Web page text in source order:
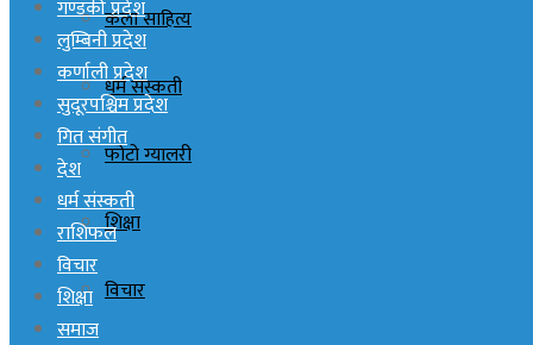
कला साहित्य
धर्म संस्कती
फोटो ग्यालरी
शिक्षा
विचार
गण्डकी प्रदेश
लुम्बिनी प्रदेश
कर्णाली प्रदेश
सुदूरपश्चिम प्रदेश
गित संगीत
देश
धर्म संस्कती
राशिफल
विचार
शिक्षा
समाज